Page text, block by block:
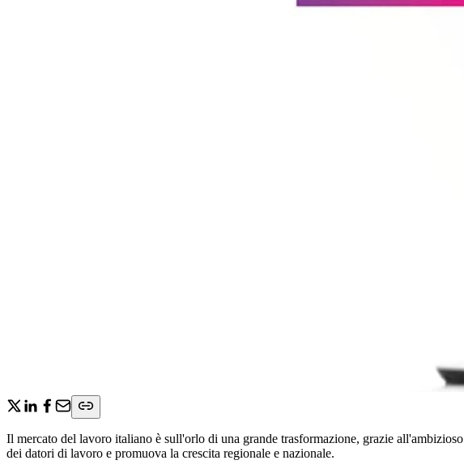
Il mercato del lavoro italiano è sull'orlo di una grande trasformazione, grazie all'ambizioso
dei datori di lavoro e promuova la crescita regionale e nazionale.